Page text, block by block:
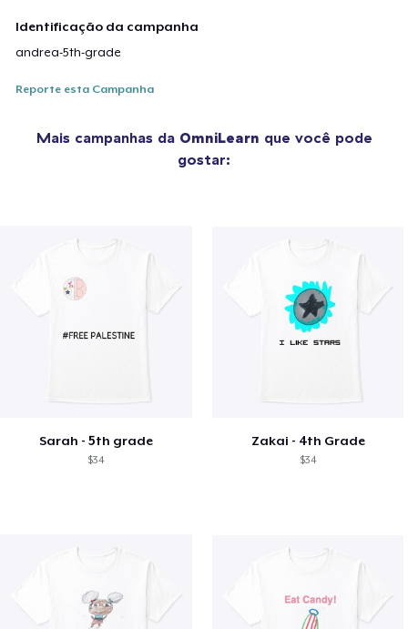
Identificação da campanha
andrea-5th-grade
Reporte esta Campanha
Mais campanhas da OmniLearn que você pode
gostar:
Sarah - 5th grade
$34
Zakai - 4th Grade
$34